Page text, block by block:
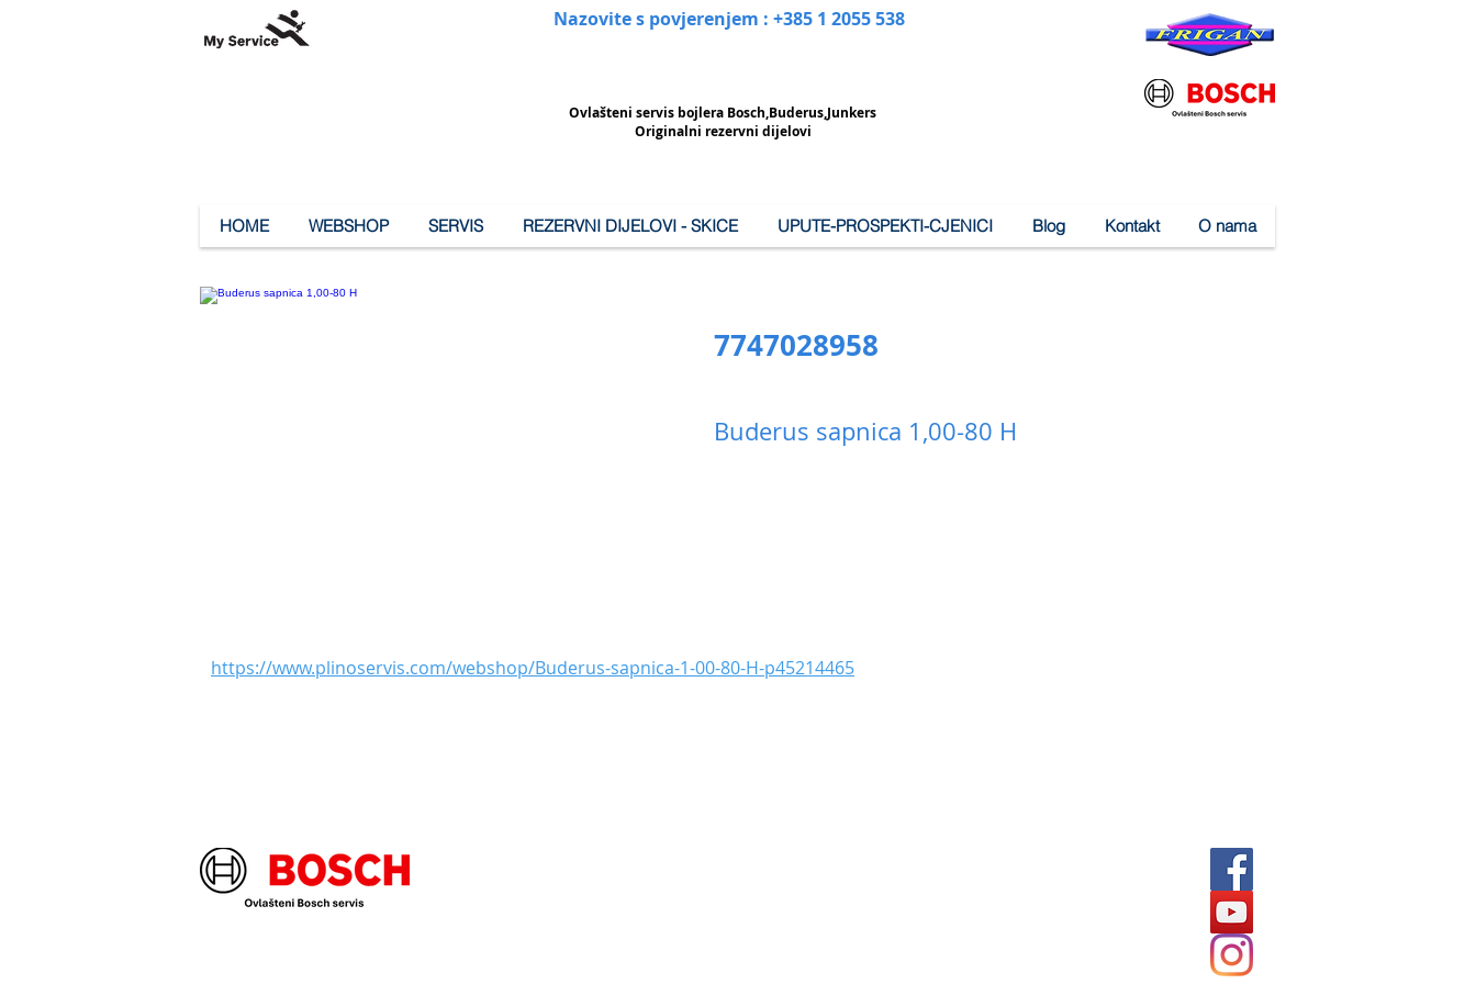
Nazovite s povjerenjem : +385 1 2055 538
Ovlašteni servis bojlera Bosch,Buderus,Junkers
Originalni rezervni dijelovi
HOME WEBSHOP SERVIS REZERVNI DIJELOVI - SKICE UPUTE-PROSPEKTI-CJENICI Blog Kontakt O nama
7747028958
Buderus sapnica 1,00-80 H
https://www.plinoservis.com/webshop/Buderus-sapnica-1-00-80-H-p45214465